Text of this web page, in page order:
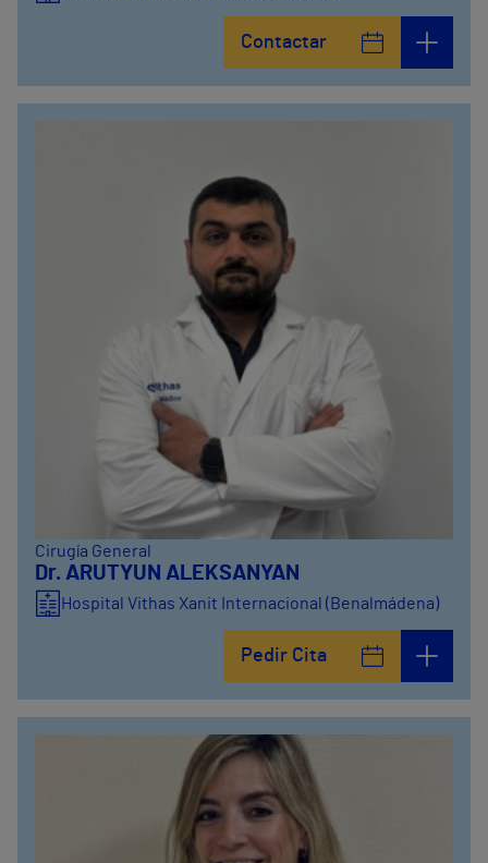
Contactar
Cirugía General
Dr. ARUTYUN ALEKSANYAN
Hospital Vithas Xanit Internacional (Benalmádena)
Pedir Cita